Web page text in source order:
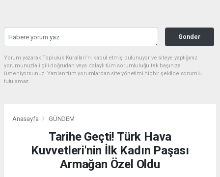
Gonder
Yorum yazarak Topluluk Kuralları’nı kabul etmiş bulunuyor ve siteye yaptığınız
yorumunuzla ilgili doğrudan veya dolaylı tüm sorumluluğu tek başınıza
üstleniyorsunuz. Yazılan tüm yorumlardan site yönetimi hiçbir şekilde sorumlu
tutulamaz.
Anasayfa GÜNDEM
Tarihe Geçti! Türk Hava
Kuvvetleri'nin İlk Kadın Paşası
Armağan Özel Oldu